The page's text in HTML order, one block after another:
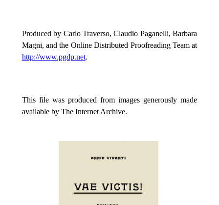
Produced by Carlo Traverso, Claudio Paganelli, Barbara
Magni, and the Online Distributed Proofreading Team at
http://www.pgdp.net.
This file was produced from images generously made
available by The Internet Archive.